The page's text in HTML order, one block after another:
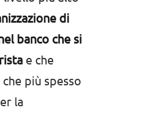
di
banco che si
e che
più spesso
la